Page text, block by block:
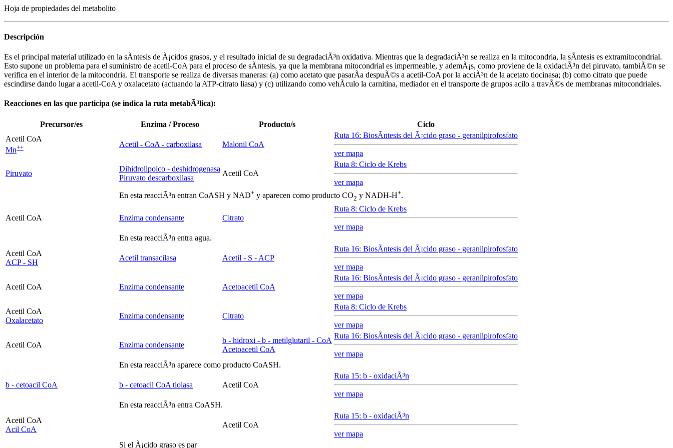
Hoja de propiedades del metabolito
Descripción
Es el principal material utilizado en la sÃ­ntesis de Ã¡cidos grasos, y el resultado inicial de su degradaciÃ³n oxidativa. Mientras que la degradaciÃ³n se realiza en la mitocondria, la sÃ­ntesis es extramitocondrial.
Esto supone un problema para el suministro de acetil-CoA para el proceso de sÃ­ntesis, ya que la membrana mitocondrial es impermeable, y ademÃ¡s, como proviene de la oxidaciÃ³n del piruvato, tambiÃ©n se
verifica en el interior de la mitocondria. El transporte se realiza de diversas maneras: (a) como acetato que pasarÃ­a despuÃ©s a acetil-CoA por la acciÃ³n de la acetato tiocinasa; (b) como citrato que puede
escindirse dando lugar a acetil-CoA y oxalacetato (actuando la ATP-citrato liasa) y (c) utilizando como vehÃ­culo la carnitina, mediador en el transporte de grupos acilo a travÃ©s de membranas mitocondriales.
Reacciones en las que participa (se indica la ruta metabÃ³lica):
Precursor/es Enzima / Proceso Producto/s
Ciclo
Acetil CoA
Mn++ Acetil - CoA - carboxilasa Malonil CoA
Ruta 16: BiosÃ­ntesis del Ã¡cido graso - geranilpirofosfato
ver mapa
Piruvato
Dihidrolipoico - deshidrogenasa
Piruvato descarboxilasa
Acetil CoA
Ruta 8: Ciclo de Krebs
ver mapa
En esta reacciÃ³n entran CoASH y NAD+ y aparecen como producto CO2 y NADH-H+.
Acetil CoA Enzima condensante Citrato
Ruta 8: Ciclo de Krebs
ver mapa
En esta reacciÃ³n entra agua.
Acetil CoA
ACP - SH
Acetil transacilasa Acetil - S - ACP
Ruta 16: BiosÃ­ntesis del Ã¡cido graso - geranilpirofosfato
ver mapa
Acetil CoA Enzima condensante Acetoacetil CoA
Ruta 16: BiosÃ­ntesis del Ã¡cido graso - geranilpirofosfato
ver mapa
Acetil CoA
Oxalacetato
Enzima condensante Citrato
Ruta 8: Ciclo de Krebs
ver mapa
Acetil CoA Enzima condensante
b - hidroxi - b - metilglutaril - CoA
Acetoacetil CoA
Ruta 16: BiosÃ­ntesis del Ã¡cido graso - geranilpirofosfato
ver mapa
En esta reacciÃ³n aparece como producto CoASH.
b - cetoacil CoA b - cetoacil CoA tiolasa Acetil CoA
Ruta 15: b - oxidaciÃ³n
ver mapa
En esta reacciÃ³n entra CoASH.
Acetil CoA
Acil CoA
Acetil CoA
Ruta 15: b - oxidaciÃ³n
ver mapa
Si el Ã¡cido graso es par